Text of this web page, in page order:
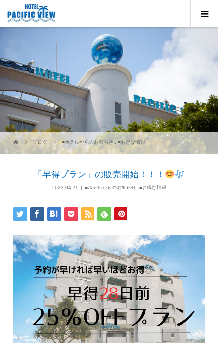
ブログ ■ホテルからのお知らせ ,■お得な情報
「早得プラン」の販売開始！！！
2023.04.21 ■ホテルからのお知らせ, ■お得な情報